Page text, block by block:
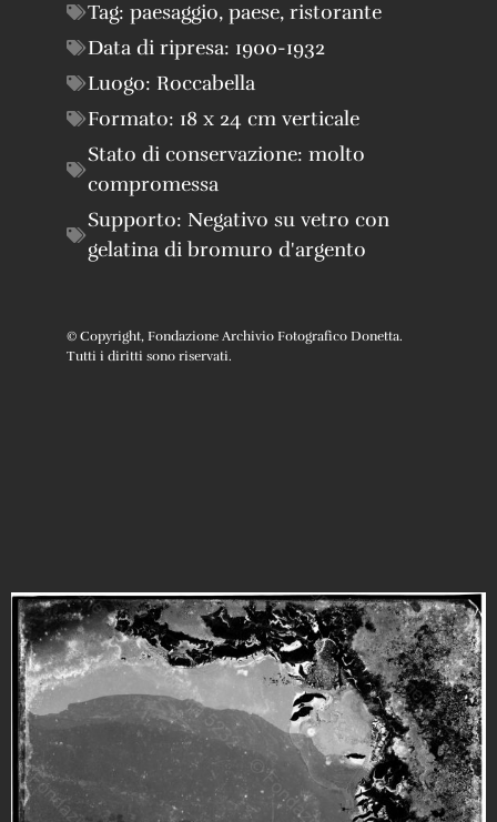
Tag: paesaggio, paese, ristorante
Data di ripresa: 1900-1932
Luogo: Roccabella
Formato: 18 x 24 cm verticale
Stato di conservazione: molto
compromessa
Supporto: Negativo su vetro con
gelatina di bromuro d'argento
© Copyright, Fondazione Archivio Fotografico Donetta.
Tutti i diritti sono riservati.